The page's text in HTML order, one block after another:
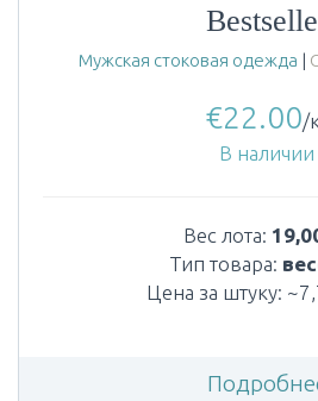
Мужская стоковая одежда |
€22.00/
В наличии
Вес лота:
Тип товара:
Цена за штуку: